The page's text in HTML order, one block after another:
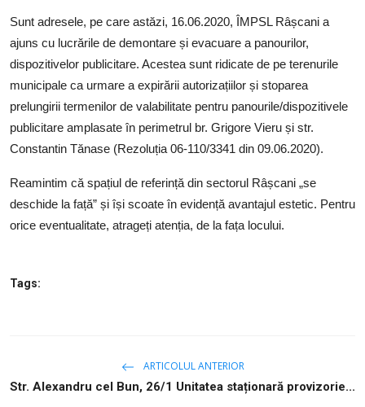
Sectorul Rîșcani
Căutați pe Internet
Sunt adresele, pe care astăzi, 16.06.2020, ÎMPSL Râșcani a
ajuns cu lucrările de demontare și evacuare a panourilor,
dispozitivelor publicitare. Acestea sunt ridicate de pe terenurile
municipale ca urmare a expirării autorizațiilor și stoparea
prelungirii termenilor de valabilitate pentru panourile/dispozitivele
publicitare amplasate în perimetrul br. Grigore Vieru și str.
Constantin Tănase (Rezoluția 06-110/3341 din 09.06.2020).
Reamintim că spațiul de referință din sectorul Râșcani „se
deschide la față” și își scoate în evidență avantajul estetic. Pentru
orice eventualitate, atrageți atenția, de la fața locului.
Tags:
ARTICOLUL ANTERIOR
Str. Alexandru cel Bun, 26/1 Unitatea staționară provizorie...